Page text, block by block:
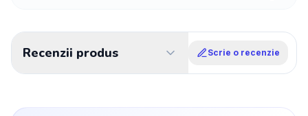
Recenzii produs Scrie o recenzie